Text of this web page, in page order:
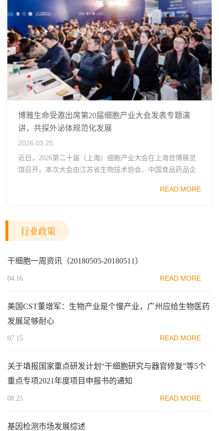
博雅生命受邀出席第20届细胞产业大会发表专题演
讲，共探外泌体规范化发展
2026.03.25
近日，2026第二十届（上海）细胞产业大会在上海世博展览
馆召开。本次大会由江苏省生物技术协会、中国食品药品企
范区生物医药行业协会、瑞士日内瓦长寿科学...
READ MORE
行业政策
干细胞一周资讯（20180505-20180511）
04.16 READ MORE
美国CST董增军：生物产业是个慢产业，广州应给生物医药
发展足够耐心
07.15 READ MORE
关于填报国家重点研发计划“干细胞研究与器官修复”等5个
重点专项2021年度项目申报书的通知
08.25 READ MORE
基因检测市场发展综述